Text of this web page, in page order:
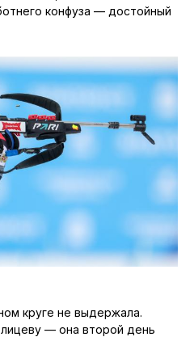
конфуза — достойный
круге не выдержала.
— она второй день